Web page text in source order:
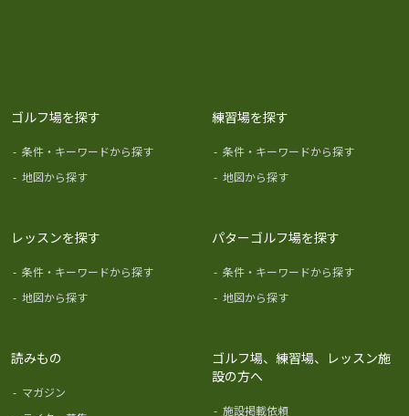
ゴルフ場を探す
- 条件・キーワードから探す
- 地図から探す
練習場を探す
- 条件・キーワードから探す
- 地図から探す
レッスンを探す
- 条件・キーワードから探す
- 地図から探す
パターゴルフ場を探す
- 条件・キーワードから探す
- 地図から探す
読みもの
- マガジン
ゴルフ場、練習場、レッスン施
設の方へ
- 施設掲載依頼